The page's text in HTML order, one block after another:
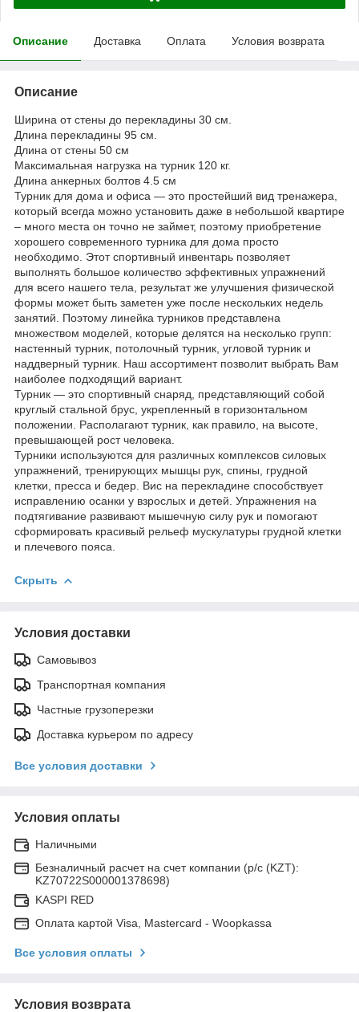
Описание Доставка Оплата Условия возврата
Описание
Ширина от стены до перекладины 30 см.
Длина перекладины 95 см.
Длина от стены 50 см
Максимальная нагрузка на турник 120 кг.
Длина анкерных болтов 4.5 см
Турник для дома и офиса ― это простейший вид тренажера,
который всегда можно установить даже в небольшой квартире
– много места он точно не займет, поэтому приобретение
хорошего современного турника для дома просто
необходимо. Этот спортивный инвентарь позволяет
выполнять большое количество эффективных упражнений
для всего нашего тела, результат же улучшения физической
формы может быть заметен уже после нескольких недель
занятий. Поэтому линейка турников представлена
множеством моделей, которые делятся на несколько групп:
настенный турник, потолочный турник, угловой турник и
наддверный турник. Наш ассортимент позволит выбрать Вам
наиболее подходящий вариант.
Турник ― это спортивный снаряд, представляющий собой
круглый стальной брус, укрепленный в горизонтальном
положении. Располагают турник, как правило, на высоте,
превышающей рост человека.
Турники используются для различных комплексов силовых
упражнений, тренирующих мышцы рук, спины, грудной
клетки, пресса и бедер. Вис на перекладине способствует
исправлению осанки у взрослых и детей. Упражнения на
подтягивание развивают мышечную силу рук и помогают
сформировать красивый рельеф мускулатуры грудной клетки
и плечевого пояса.
Скрыть
Условия доставки
Самовывоз
Транспортная компания
Частные грузоперезки
Доставка курьером по адресу
Все условия доставки
Условия оплаты
Наличными
Безналичный расчет на счет компании (р/с (KZT):
KZ70722S000001378698)
KASPI RED
Оплата картой Visa, Mastercard - Woopkassa
Все условия оплаты
Условия возврата